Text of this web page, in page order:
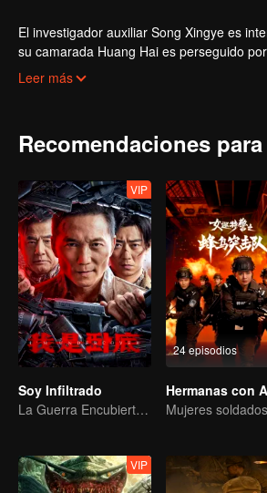
El investigador auxiliar Song Xingye es
su camarada Huang Hai es perseguido
incursiones relámpago, desentraña la
Leer más
Recomendaciones
VIP
Soy Infiltrado
La Guerra Encubierta de Collin Chou
24 episodios
Hermanas con
VIP